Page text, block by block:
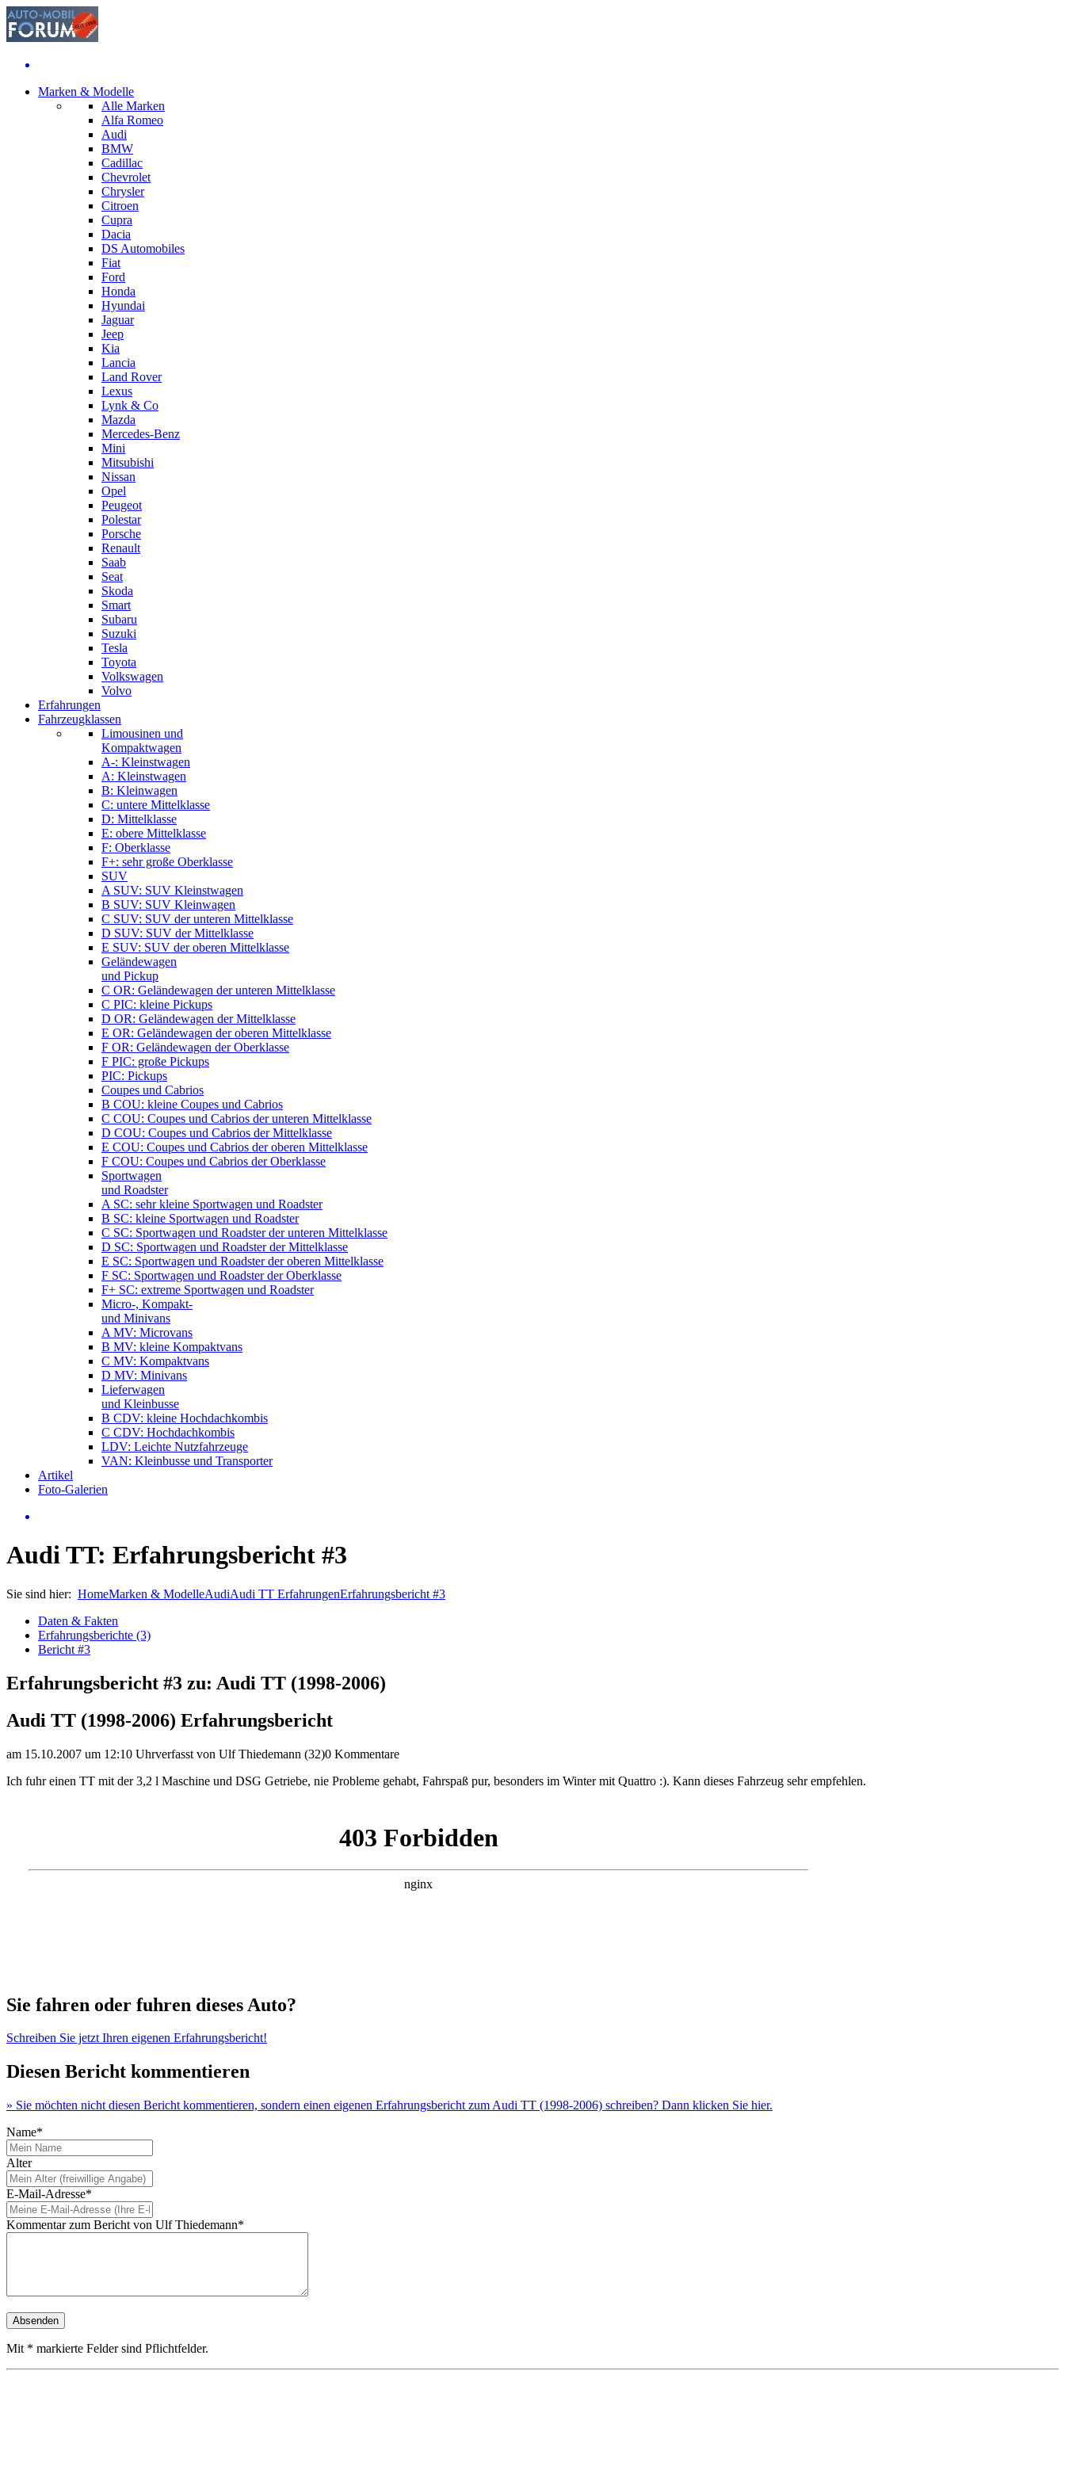
Marken & Modelle
Alle Marken
Alfa Romeo
Audi
BMW
Cadillac
Chevrolet
Chrysler
Citroen
Cupra
Dacia
DS Automobiles
Fiat
Ford
Honda
Hyundai
Jaguar
Jeep
Kia
Lancia
Land Rover
Lexus
Lynk & Co
Mazda
Mercedes-Benz
Mini
Mitsubishi
Nissan
Opel
Peugeot
Polestar
Porsche
Renault
Saab
Seat
Skoda
Smart
Subaru
Suzuki
Tesla
Toyota
Volkswagen
Volvo
Erfahrungen
Fahrzeugklassen
Limousinen und
Kompaktwagen
A-: Kleinstwagen
A: Kleinstwagen
B: Kleinwagen
C: untere Mittelklasse
D: Mittelklasse
E: obere Mittelklasse
F: Oberklasse
F+: sehr große Oberklasse
SUV
A SUV: SUV Kleinstwagen
B SUV: SUV Kleinwagen
C SUV: SUV der unteren Mittelklasse
D SUV: SUV der Mittelklasse
E SUV: SUV der oberen Mittelklasse
Geländewagen
und Pickup
C OR: Geländewagen der unteren Mittelklasse
C PIC: kleine Pickups
D OR: Geländewagen der Mittelklasse
E OR: Geländewagen der oberen Mittelklasse
F OR: Geländewagen der Oberklasse
F PIC: große Pickups
PIC: Pickups
Coupes und Cabrios
B COU: kleine Coupes und Cabrios
C COU: Coupes und Cabrios der unteren Mittelklasse
D COU: Coupes und Cabrios der Mittelklasse
E COU: Coupes und Cabrios der oberen Mittelklasse
F COU: Coupes und Cabrios der Oberklasse
Sportwagen
und Roadster
A SC: sehr kleine Sportwagen und Roadster
B SC: kleine Sportwagen und Roadster
C SC: Sportwagen und Roadster der unteren Mittelklasse
D SC: Sportwagen und Roadster der Mittelklasse
E SC: Sportwagen und Roadster der oberen Mittelklasse
F SC: Sportwagen und Roadster der Oberklasse
F+ SC: extreme Sportwagen und Roadster
Micro-, Kompakt-
und Minivans
A MV: Microvans
B MV: kleine Kompaktvans
C MV: Kompaktvans
D MV: Minivans
Lieferwagen
und Kleinbusse
B CDV: kleine Hochdachkombis
C CDV: Hochdachkombis
LDV: Leichte Nutzfahrzeuge
VAN: Kleinbusse und Transporter
Artikel
Foto-Galerien
Audi TT: Erfahrungsbericht #3
Sie sind hier: HomeMarken & ModelleAudiAudi TT ErfahrungenErfahrungsbericht #3
Daten & Fakten
Erfahrungsberichte (3)
Bericht #3
Erfahrungsbericht #3 zu: Audi TT (1998-2006)
Audi TT (1998-2006) Erfahrungsbericht
am 15.10.2007 um 12:10 Uhrverfasst von Ulf Thiedemann (32)0 Kommentare
Ich fuhr einen TT mit der 3,2 l Maschine und DSG Getriebe, nie Probleme gehabt, Fahrspaß pur, besonders im Winter mit Quattro :). Kann dieses Fahrzeug sehr empfehlen.
Sie fahren oder fuhren dieses Auto?
Schreiben Sie jetzt Ihren eigenen Erfahrungsbericht!
Diesen Bericht kommentieren
» Sie möchten nicht diesen Bericht kommentieren, sondern einen eigenen Erfahrungsbericht zum Audi TT (1998-2006) schreiben? Dann klicken Sie hier.
Name*
Alter
E-Mail-Adresse*
Kommentar zum Bericht von Ulf Thiedemann*
Mit * markierte Felder sind Pflichtfelder.